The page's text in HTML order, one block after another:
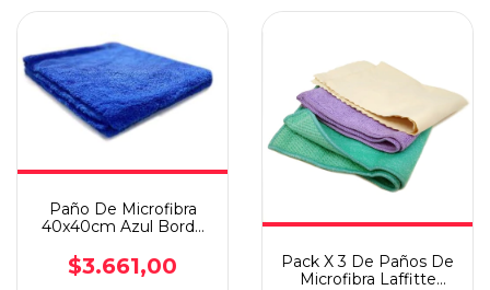
Paño De Microfibra
40x40cm Azul Borde
$3.661,00
Pack X 3 De Paños De
Microfibra Laffitte